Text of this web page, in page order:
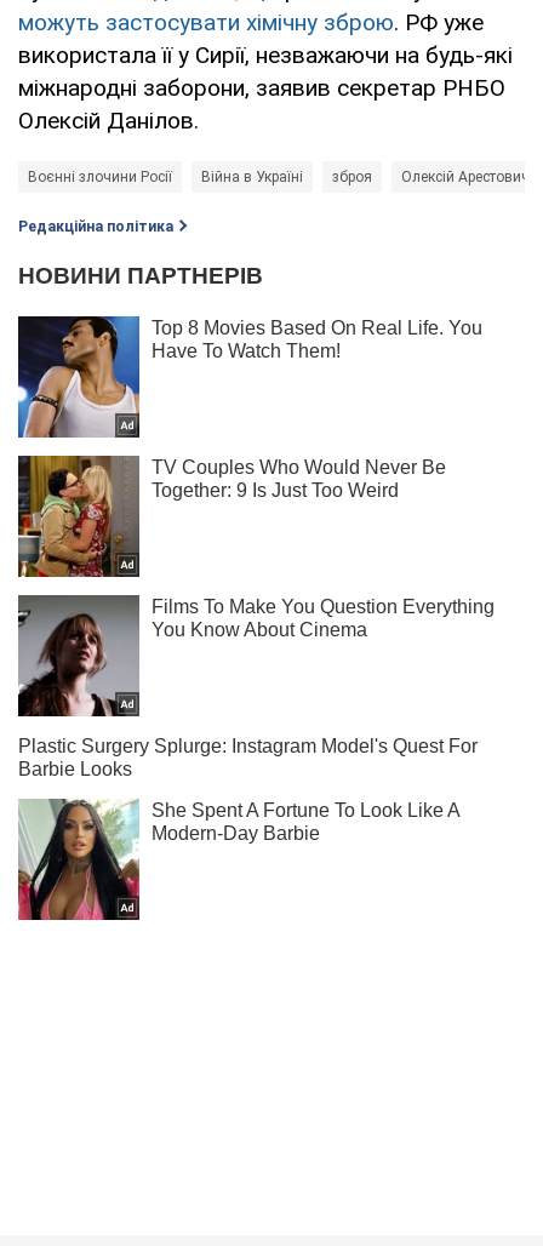
можуть застосувати хімічну зброю. РФ уже
використала її у Сирії, незважаючи на будь-які
міжнародні заборони, заявив секретар РНБО
Олексій Данілов.
Воєнні злочини Росії Війна в Україні зброя Олексій Арестович
Редакційна політика